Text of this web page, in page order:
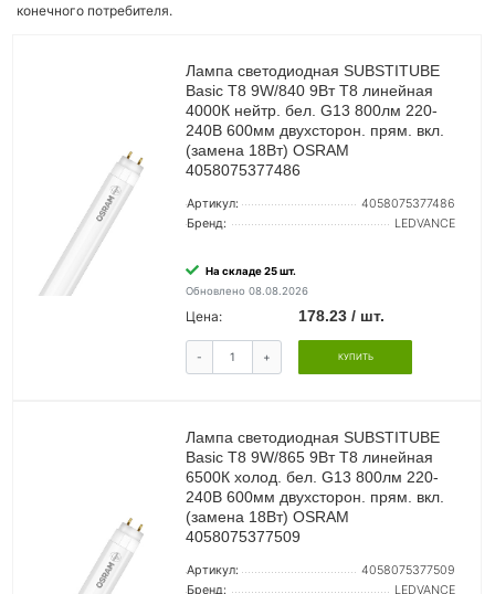
конечного потребителя.
Лампа светодиодная SUBSTITUBE
Basic T8 9W/840 9Вт T8 линейная
4000К нейтр. бел. G13 800лм 220-
240В 600мм двухсторон. прям. вкл.
(замена 18Вт) OSRAM
4058075377486
Артикул:
4058075377486
Бренд:
LEDVANCE
На складе 25 шт.
Обновлено 08.08.2026
Цена: 178.23 / шт.
- + КУПИТЬ
Лампа светодиодная SUBSTITUBE
Basic T8 9W/865 9Вт T8 линейная
6500К холод. бел. G13 800лм 220-
240В 600мм двухсторон. прям. вкл.
(замена 18Вт) OSRAM
4058075377509
Артикул:
4058075377509
Бренд:
LEDVANCE